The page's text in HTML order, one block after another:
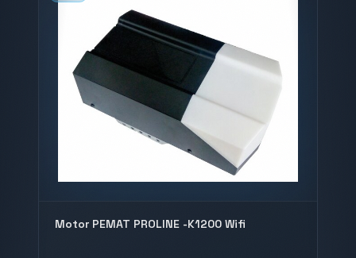
Motor PEMAT PROLINE -K1200 Wifi